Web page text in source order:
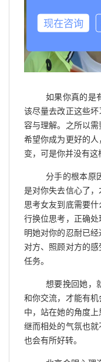
如果你真的是
该尽量去改正这些
容与理解。之所以
希望你成为更好的
变，可是你并没有这
分手的根本原
是对你失去信心了
思考女友到底需要
行换位思考，正确
明她对你的忍耐已
对方、照顾对方的
任务。
想要挽回她，
和你交流，才能有
中，站在她的角度上
继而相处的气氛也
也会有所好转。
现在咨询